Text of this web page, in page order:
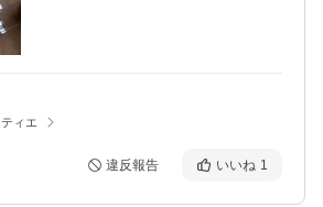
ィエ
違反報告 いいね 1